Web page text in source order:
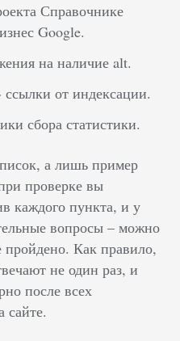
Справочнике
Google.
на наличие alt.
от индексации.
сбора статистики.
а лишь пример
проверке вы
каждого пункта, и у
вопросы – можно
пройдено. Как правило,
не один раз, и
после всех
сайте.